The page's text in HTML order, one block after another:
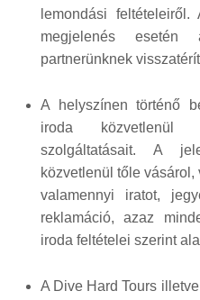
lemondási
megjelenés
partnerünknek
A helyszínen történő
iroda közvetlenül
szolgáltatásait. A
közvetlenül tőle
valamennyi iratot,
reklamáció, azaz
iroda feltételei szerint
A Dive Hard Tours